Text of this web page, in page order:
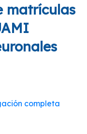
matrículas
completa